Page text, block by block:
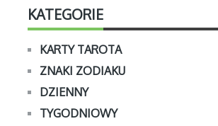
KATEGORIE
KARTY TAROTA
ZNAKI ZODIAKU
DZIENNY
TYGODNIOWY